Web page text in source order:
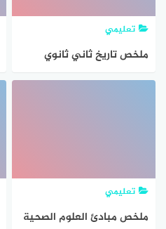
تعليمي
ملخص تاريخ ثاني ثانوي
مسارات 1447 PDF – مراجعة
تعليمي
ملخص مبادئ العلوم الصحية